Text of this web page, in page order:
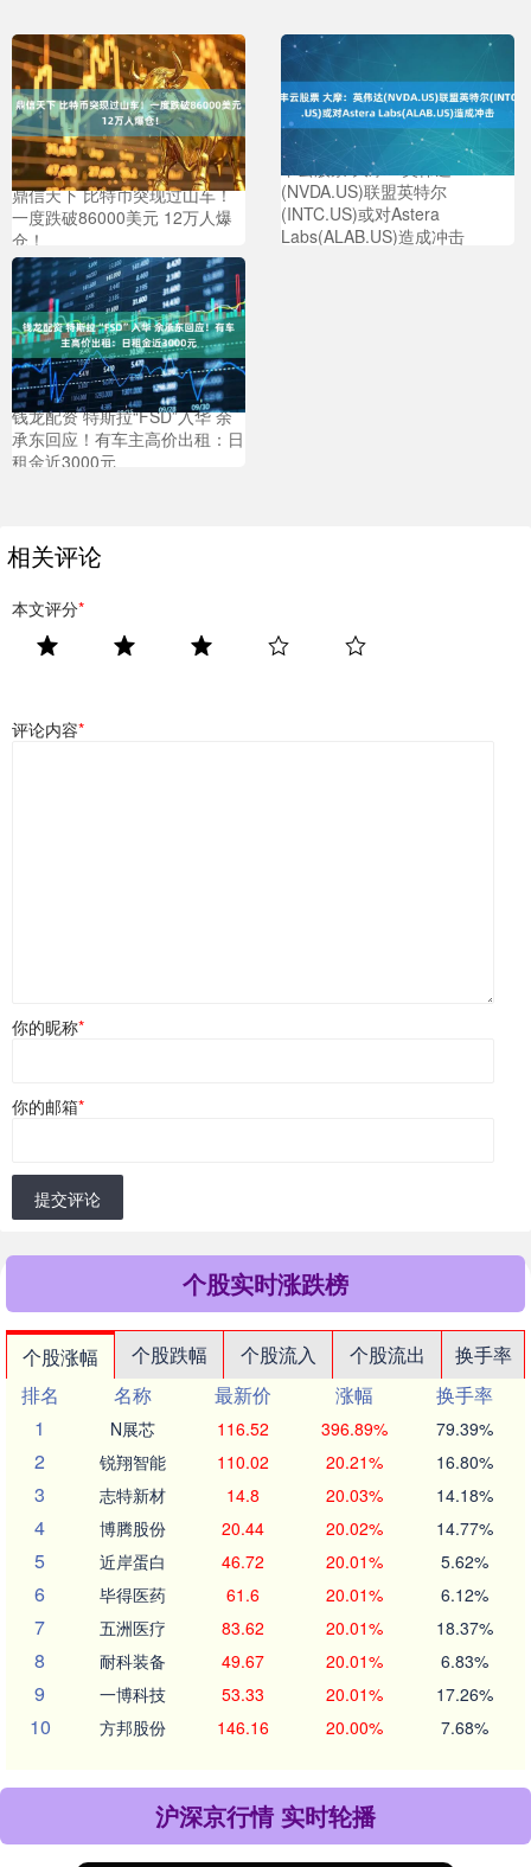
鼎信天下 比特币突现过山车！
一度跌破86000美元 12万人爆
仓！
丰云股票 大摩：英伟达
(NVDA.US)联盟英特尔
(INTC.US)或对Astera
Labs(ALAB.US)造成冲击
钱龙配资 特斯拉“FSD”入华 余
承东回应！有车主高价出租：日
租金近3000元
相关评论
本文评分*
评论内容*
你的昵称*
你的邮箱*
提交评论
个股实时涨跌榜
个股涨幅 个股跌幅 个股流入 个股流出
换手率
排名
名称 最新价 涨幅
换手率
1
N展芯 116.52 396.89% 79.39%
2 锐翔智能 110.02 20.21% 16.80%
3 志特新材 14.8 20.03% 14.18%
4 博腾股份 20.44 20.02% 14.77%
5 近岸蛋白 46.72 20.01% 5.62%
6 毕得医药 61.6 20.01% 6.12%
7 五洲医疗 83.62 20.01% 18.37%
8 耐科装备 49.67 20.01% 6.83%
9 一博科技 53.33 20.01% 17.26%
10 方邦股份 146.16 20.00% 7.68%
沪深京行情 实时轮播